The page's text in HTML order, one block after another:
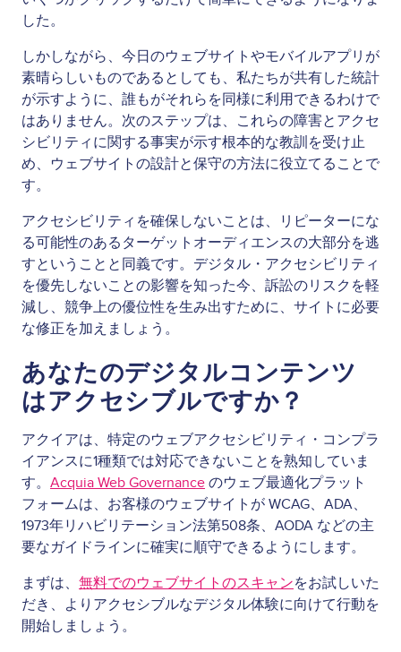
した。
しかしながら、今日のウェブサイトやモバイルアプリが
素晴らしいものであるとしても、私たちが共有した統計
が示すように、誰もがそれらを同様に利用できるわけで
はありません。次のステップは、これらの障害とアクセ
シビリティに関する事実が示す根本的な教訓を受け止
め、ウェブサイトの設計と保守の方法に役立てることで
す。
アクセシビリティを確保しないことは、リピーターにな
る可能性のあるターゲットオーディエンスの大部分を逃
すということと同義です。デジタル・アクセシビリティ
を優先しないことの影響を知った今、訴訟のリスクを軽
減し、競争上の優位性を生み出すために、サイトに必要
な修正を加えましょう。
あなたのデジタルコンテンツ
はアクセシブルですか？
アクイアは、特定のウェブアクセシビリティ・コンプラ
イアンスに1種類では対応できないことを熟知していま
す。 Acquia Web Governance のウェブ最適化プラット
フォームは、お客様のウェブサイトが WCAG、ADA、
1973年リハビリテーション法第508条、AODA などの主
要なガイドラインに確実に順守できるようにします。
まずは、 無料でのウェブサイトのスキャンをお試しいた
だき、よりアクセシブルなデジタル体験に向けて行動を
開始しましょう。